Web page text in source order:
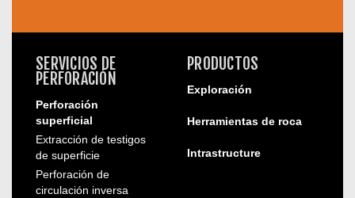
SERVICIOS DE
PERFORACIÓN
Perforación
superficial
Extracción de testigos
de superficie
Perforación de
circulación inversa
PRODUCTOS
Exploración
Herramientas de roca
Intrastructure